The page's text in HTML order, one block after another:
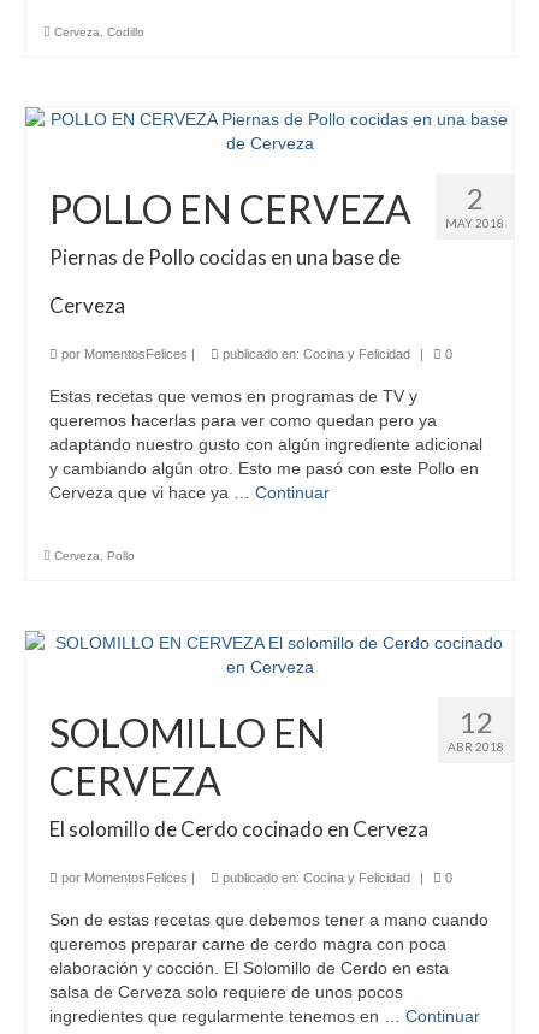
Cerveza Codillo
2
MAY 2018
POLLO EN CERVEZA
Piernas de Pollo cocidas en una base de
Cerveza
por MomentosFelices | publicado en: Cocina y Felicidad | 0
Estas recetas que vemos en programas de TV y
queremos hacerlas para ver como quedan pero ya
adaptando nuestro gusto con algún ingrediente adicional
y cambiando algún otro. Esto me pasó con este Pollo en
Cerveza que vi hace ya … Continuar
Cerveza Pollo
12
ABR 2018
SOLOMILLO EN
CERVEZA
El solomillo de Cerdo cocinado en Cerveza
por MomentosFelices | publicado en: Cocina y Felicidad | 0
Son de estas recetas que debemos tener a mano cuando
queremos preparar carne de cerdo magra con poca
elaboración y cocción. El Solomillo de Cerdo en esta
salsa de Cerveza solo requiere de unos pocos
ingredientes que regularmente tenemos en … Continuar